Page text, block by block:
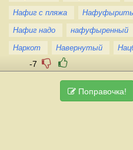
Нафиг с пляжа
Нафуфырить
Нафиг надо
нафуфыренный
Наркот
Навернутый
-7
Поправочка!